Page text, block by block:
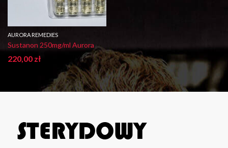
AURORA REMEDIES
Sustanon 250mg/ml Aurora
220,00 zł